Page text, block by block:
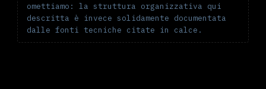
omettiamo: la struttura organizzativa qui
descritta è invece solidamente documentata
dalle fonti tecniche citate in calce.